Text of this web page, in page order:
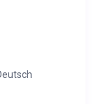
Routen für
Garten der